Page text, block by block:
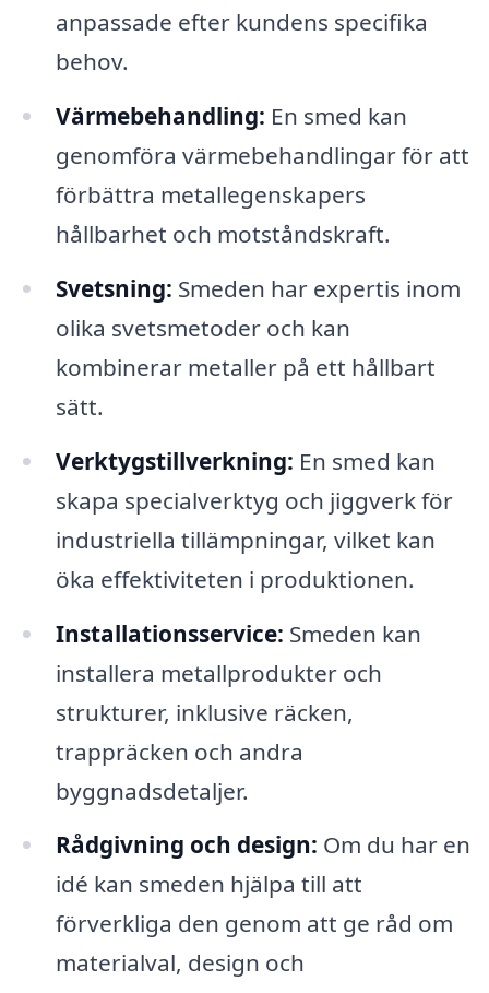
anpassade efter kundens specifika
behov.
Värmebehandling: En smed kan
genomföra värmebehandlingar för att
förbättra metallegenskapers
hållbarhet och motståndskraft.
Svetsning: Smeden har expertis inom
olika svetsmetoder och kan
kombinerar metaller på ett hållbart
sätt.
Verktygstillverkning: En smed kan
skapa specialverktyg och jiggverk för
industriella tillämpningar, vilket kan
öka effektiviteten i produktionen.
Installationsservice: Smeden kan
installera metallprodukter och
strukturer, inklusive räcken,
trappräcken och andra
byggnadsdetaljer.
Rådgivning och design: Om du har en
idé kan smeden hjälpa till att
förverkliga den genom att ge råd om
materialval, design och